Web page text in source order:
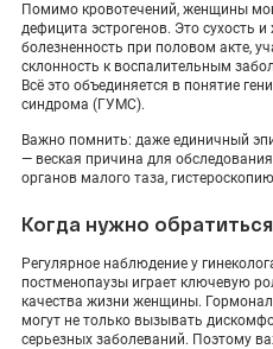
Помимо кровотечений, женщины
дефицита эстрогенов. Это сухость
болезненность при половом акте,
склонность к воспалительным
Всё это объединяется в понятие
синдрома (ГУМС).
Важно помнить: даже единичный
— веская причина для
органов малого таза,
Когда нужно
Регулярное наблюдение у
постменопаузы играет ключевую
качества жизни женщины.
могут не только вызывать
серьезных заболеваний. Поэтому